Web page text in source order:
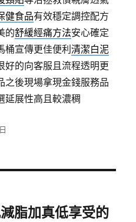
健食品有效穩定調控配方
的舒緩經痛方法安心確定
桶宣傳更佳便利清潔白泥
好的向客服且流程透明更
之後現場拿現金錢服務品
延展性高且較濃稠
脂加真低享受的